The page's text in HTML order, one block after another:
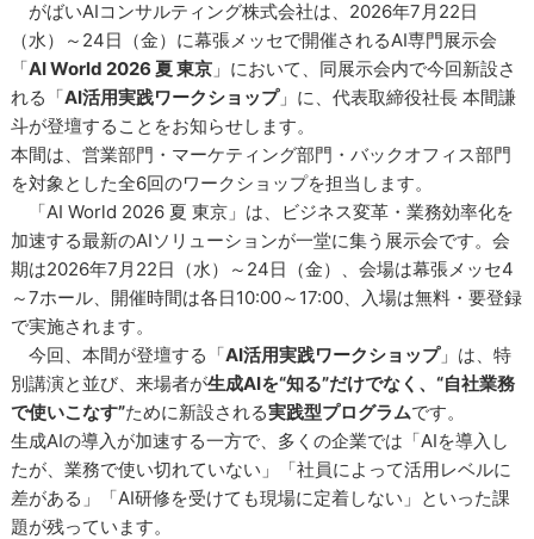
がばいAIコンサルティング株式会社は、2026年7月22日
（水）～24日（金）に幕張メッセで開催されるAI専門展示会
「AI World 2026 夏 東京 」において、同展示会内で今回新設さ
れる「AI活用実践ワークショップ」に、代表取締役社長 本間謙
斗が登壇することをお知らせします。
本間は、営業部門・マーケティング部門・バックオフィス部門
を対象とした全6回のワークショップを担当します。
「AI World 2026 夏 東京」は、ビジネス変革・業務効率化を
加速する最新のAIソリューションが一堂に集う展示会です。会
期は2026年7月22日（水）～24日（金）、会場は幕張メッセ4
～7ホール、開催時間は各日10:00～17:00、入場は無料・要登録
で実施されます。
今回、本間が登壇する「AI活用実践ワークショップ」は、特
別講演と並び、来場者が生成AIを“知る”だけでなく、“自社業務
で使いこなす”ために新設される実践型プログラムです。
生成AIの導入が加速する一方で、多くの企業では「AIを導入し
たが、業務で使い切れていない」「社員によって活用レベルに
差がある」「AI研修を受けても現場に定着しない」といった課
題が残っています。